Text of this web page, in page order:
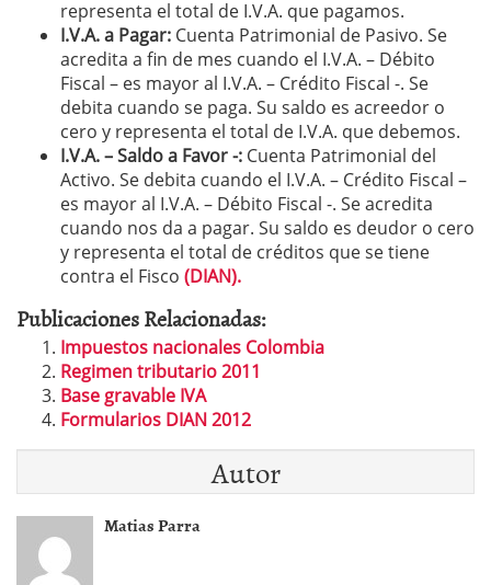
representa el total de I.V.A. que pagamos.
I.V.A. a Pagar: Cuenta Patrimonial de Pasivo. Se
acredita a fin de mes cuando el I.V.A. – Débito
Fiscal – es mayor al I.V.A. – Crédito Fiscal -. Se
debita cuando se paga. Su saldo es acreedor o
cero y representa el total de I.V.A. que debemos.
I.V.A. – Saldo a Favor -: Cuenta Patrimonial del
Activo. Se debita cuando el I.V.A. – Crédito Fiscal –
es mayor al I.V.A. – Débito Fiscal -. Se acredita
cuando nos da a pagar. Su saldo es deudor o cero
y representa el total de créditos que se tiene
contra el Fisco (DIAN).
Publicaciones Relacionadas:
Impuestos nacionales Colombia
Regimen tributario 2011
Base gravable IVA
Formularios DIAN 2012
Autor
Matias Parra